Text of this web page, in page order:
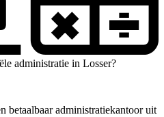
administratie in Losser?
betaalbaar administratiekantoor uit